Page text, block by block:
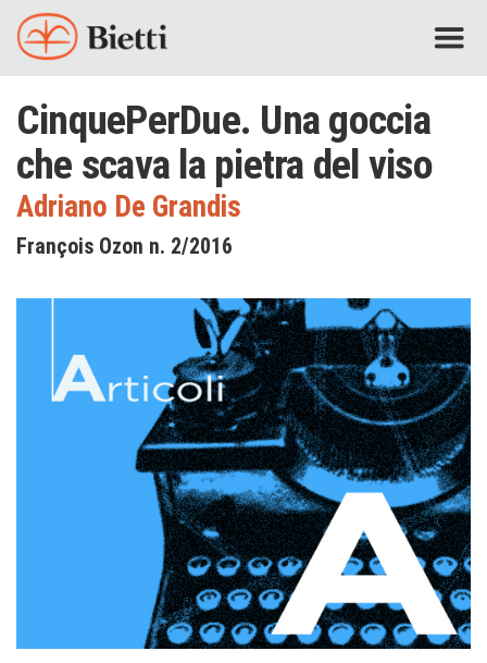
CinquePerDue. Una goccia
che scava la pietra del viso
Adriano De Grandis
François Ozon n. 2/2016